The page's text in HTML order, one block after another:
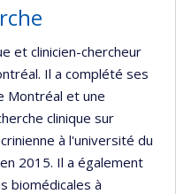
et clinicien-chercheur
Il a complété ses
Montréal et une
clinique sur
à l'université du
2015. Il a également
biomédicales à